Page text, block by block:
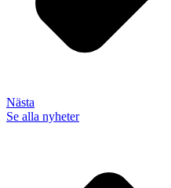
Nästa
Se alla nyheter